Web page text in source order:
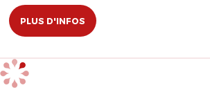
PLUS D'INFOS